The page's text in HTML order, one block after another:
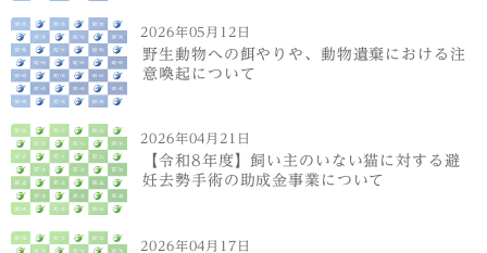
2026年05月12日
野生動物への餌やりや、動物遺棄における注
意喚起について
2026年04月21日
【令和8年度】飼い主のいない猫に対する避
妊去勢手術の助成金事業について
2026年04月17日